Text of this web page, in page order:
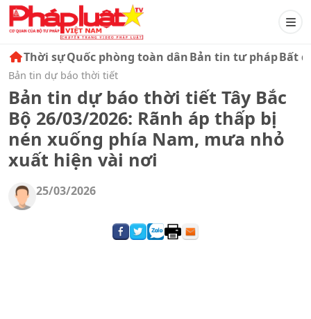
Thời sựQuốc phòng toàn dânBản tin tư phápBất
Bản tin dự báo thời tiết
Bản tin dự báo thời tiết Tây Bắc
Bộ 26/03/2026: Rãnh áp thấp bị
nén xuống phía Nam, mưa nhỏ
xuất hiện vài nơi
25/03/2026